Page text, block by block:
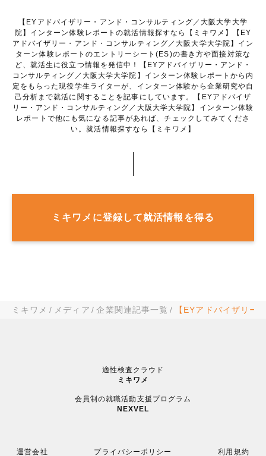
【EYアドバイザリー・アンド・コンサルティング／大阪大学大学
院】インターン体験レポートの就活情報探すなら【ミキワメ】【EY
アドバイザリー・アンド・コンサルティング／大阪大学大学院】イン
ターン体験レポートのエントリーシート(ES)の書き方や面接対策な
ど、就活生に役立つ情報を発信中！【EYアドバイザリー・アンド・
コンサルティング／大阪大学大学院】インターン体験レポートから内
定をもらった現役学生ライターが、インターン体験から企業研究や自
己分析まで就活に関することを記事にしています。【EYアドバイザ
リー・アンド・コンサルティング／大阪大学大学院】インターン体験
レポートで他にも気になる記事があれば、チェックしてみてくださ
い。就活情報探すなら【ミキワメ】
ミキワメに登録して就活情報を得る
ミキワメ メディア 企業関連記事一覧 【EYアドバイザリー
適性検査クラウド
ミキワメ
会員制の就職活動支援プログラム
NEXVEL
運営会社 プライバシーポリシー 利用規約